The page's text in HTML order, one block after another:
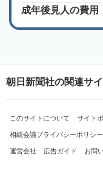
成年後見人の費用
朝日新聞社の関連サ
このサイトについて サイト
相続会議プライバシーポリシー
運営会社 広告ガイド お問